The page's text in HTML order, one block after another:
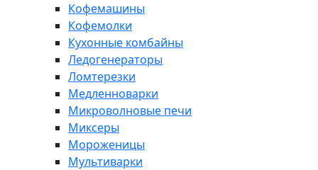
Кофемашины
Кофемолки
Кухонные комбайны
Ледогенераторы
Ломтерезки
Медленноварки
Микроволновые печи
Миксеры
Мороженицы
Мультиварки